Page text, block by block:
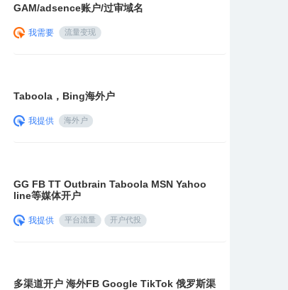
GAM/adsence账户/过审域名
我需要 流量变现
Taboola，Bing海外户
我提供 海外户
GG FB TT Outbrain Taboola MSN Yahoo
line等媒体开户
我提供 平台流量 开户代投
多渠道开户 海外FB Google TikTok 俄罗斯渠